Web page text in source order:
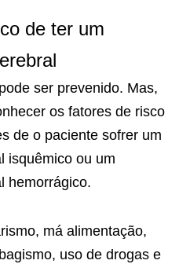
de ter um
ser prevenido. Mas,
os fatores de risco
de o paciente sofrer um
isquêmico ou um
hemorrágico.
má alimentação,
uso de drogas e